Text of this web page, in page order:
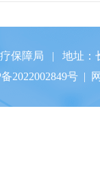
疗保障局 | 地址
2022002849号 |